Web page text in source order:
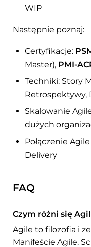
WIP
Następnie poznaj:
Certyfikacje:
Master), PMI-
Techniki: Story
Retrospektywy,
Skalowanie
dużych
Połączenie Agile
Delivery
FAQ
Czym różni się
Agile to filozofia i
Manifeście Agile.